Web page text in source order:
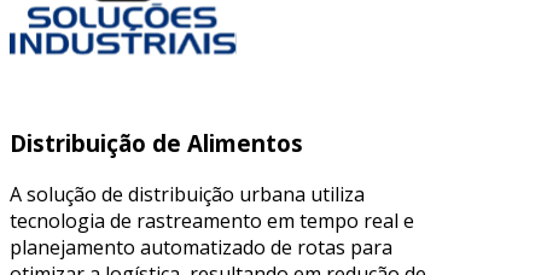
Distribuição de Alimentos
A solução de distribuição urbana utiliza
tecnologia de rastreamento em tempo real e
planejamento automatizado de rotas para